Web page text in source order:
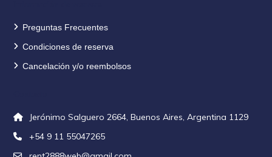
Preguntas Frecuentes
Condiciones de reserva
Cancelación y/o reembolsos
Jerónimo Salguero 2664, Buenos Aires, Argentina 1129
+54 9 11 55047265